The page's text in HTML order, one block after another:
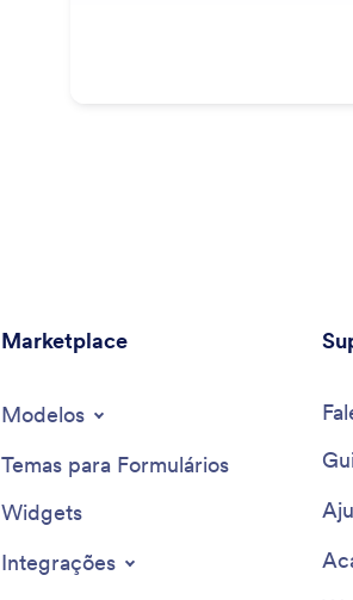
Marketplace
Modelos
Temas para Formulários
Widgets
Integrações